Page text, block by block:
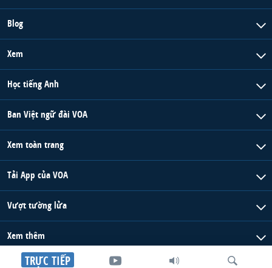
TRỰC TIẾP
Blog
Xem
Học tiếng Anh
Ban Việt ngữ đài VOA
Xem toàn trang
Tải App của VOA
Vượt tường lửa
Xem thêm